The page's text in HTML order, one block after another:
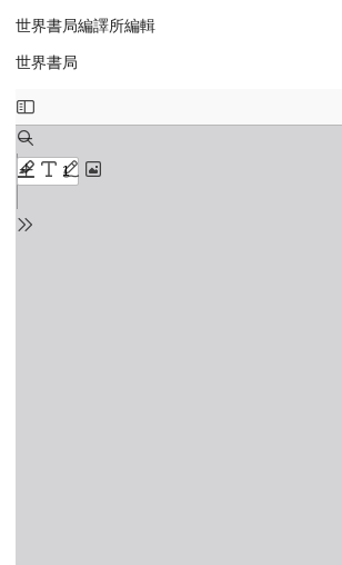
世界書局編譯所編輯
世界書局